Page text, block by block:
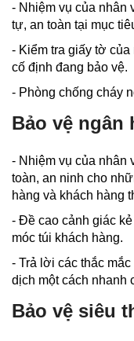
- Nhiệm vụ của nhân
tự, an toàn tại mục
- Kiểm tra giấy tờ
cố định đang bảo vệ.
- Phòng chống cháy
Bảo vệ ngân
- Nhiệm vụ của nhân
toàn, an ninh cho
hàng và khách hàng
- Đề cao cảnh giác
móc túi khách hàng.
- Trả lời các thắc
dịch một cách nhanh
Bảo vệ siêu